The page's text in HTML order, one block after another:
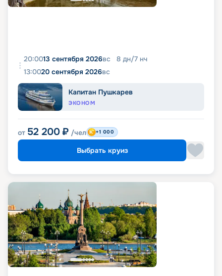
20:0013 сентября 2026вс 8 дн/7 нч
13:0020 сентября 2026вс
Капитан Пушкарев
ЭКОНОМ
от 52 200 ₽ /чел +1 000
Выбрать круиз